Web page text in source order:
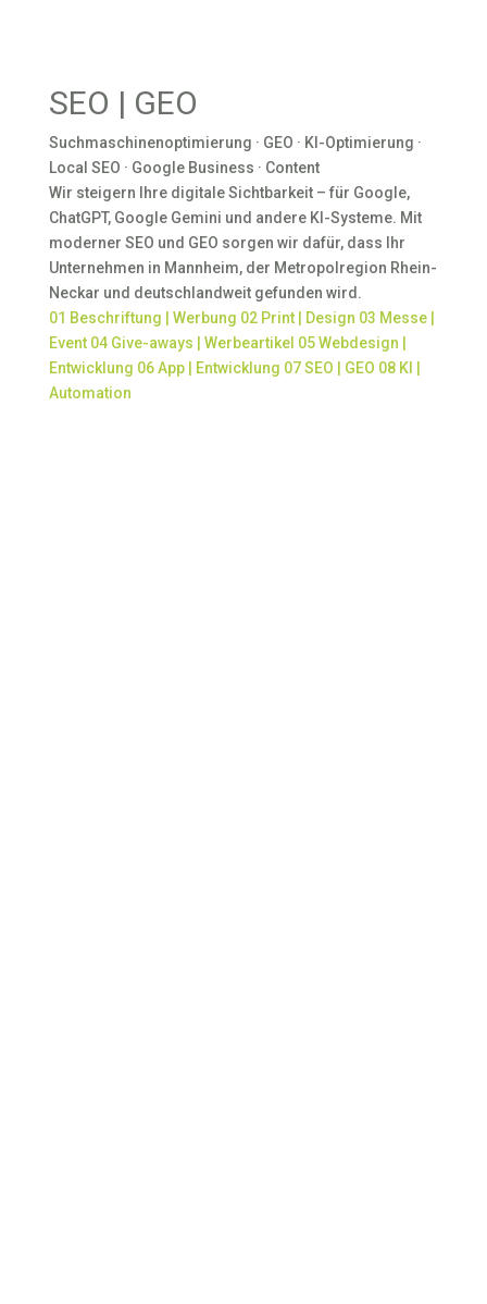
SEO | GEO
Suchmaschinenoptimierung · GEO · KI-Optimierung ·
Local SEO · Google Business · Content
Wir steigern Ihre digitale Sichtbarkeit – für Google,
ChatGPT, Google Gemini und andere KI-Systeme. Mit
moderner SEO und GEO sorgen wir dafür, dass Ihr
Unternehmen in Mannheim, der Metropolregion Rhein-
Neckar und deutschlandweit gefunden wird.
01 Beschriftung | Werbung 02 Print | Design 03 Messe |
Event 04 Give-aways | Werbeartikel 05 Webdesign |
Entwicklung 06 App | Entwicklung 07 SEO | GEO 08 KI |
Automation